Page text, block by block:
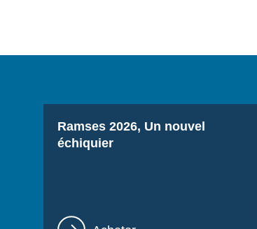
Titre
Ramses 2026, Un nouvel
échiquier